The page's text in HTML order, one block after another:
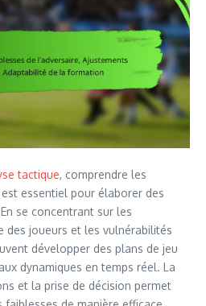
tactique, comprendre les
essentiel pour élaborer des
se concentrant sur les
des joueurs et les vulnérabilités
développer des plans de jeu
dynamiques en temps réel. La
et la prise de décision permet